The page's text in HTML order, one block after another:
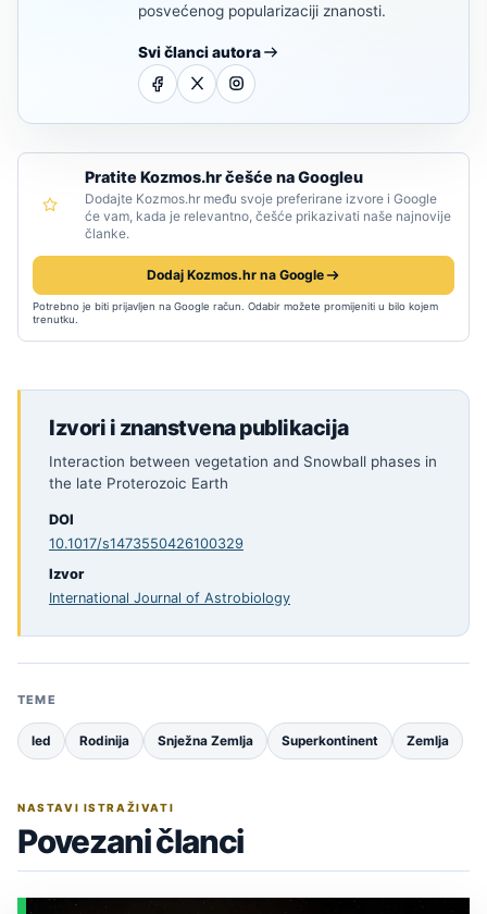
posvećenog popularizaciji znanosti.
Svi članci autora
Pratite Kozmos.hr češće na Googleu
Dodajte Kozmos.hr među svoje preferirane izvore i Google
će vam, kada je relevantno, češće prikazivati naše najnovije
članke.
Dodaj Kozmos.hr na Google
Potrebno je biti prijavljen na Google račun. Odabir možete promijeniti u bilo kojem
trenutku.
Izvori i znanstvena publikacija
Interaction between vegetation and Snowball phases in
the late Proterozoic Earth
DOI
10.1017/s1473550426100329
Izvor
International Journal of Astrobiology
TEME
led Rodinija Snježna Zemlja Superkontinent Zemlja
NASTAVI ISTRAŽIVATI
Povezani članci